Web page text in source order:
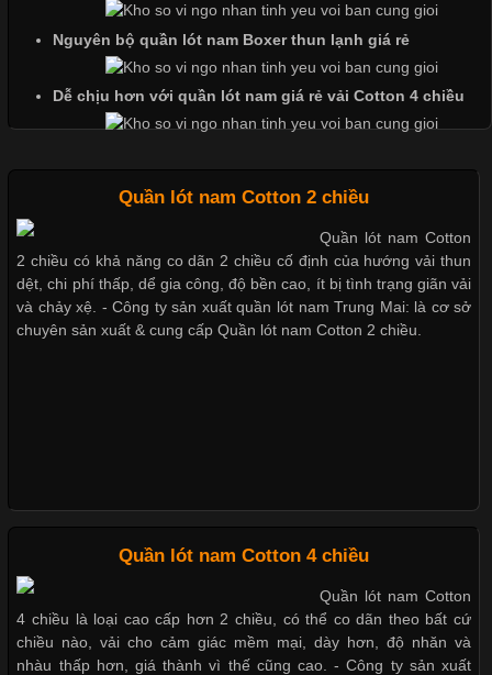
Vải Lycra Là Gì? Chất Liệu Co Giãn Được Ưa Chuộng Trong
Ngành May Mặc Trong ngành thời trang hiện đại, các loại vải có
khả năng co giãn tốt ngày càng được ưa chuộng nhằm mang lại
cảm giác thoải mái cho người mặc. Trong đó, vải Lycra là một
trong những chất liệu nổi bật nhờ độ đàn hồi cao,
Chất Liệu Bamboo Xu Hướng Mới Trong Ngành Thời Trang
Cập nhật 2026-05-21 14:59:25
Trong những năm gần đây, vải Bamboo đang trở thành một
Những Loại Vải Thun Thông Dụng Và Đặc Điểm Nổi Bật
Cập nhật 2026-05-20 14:58:56
Vải thun là một trong những chất liệu được sử dụng rộng rãi
nhất trong ngành thời trang nhờ đặc tính co giãn, mềm mại và
Nguyên bộ quần lót nam Boxer thun lạnh giá rẻ
Dễ chịu hơn với quần lót nam giá rẻ vải Cotton 4 chiều
Quần lót nam Cotton 2 chiều
Quần lót nam Cotton
2 chiều có khả năng co dãn 2 chiều cố định của hướng vải thun
dệt, chi phí thấp, dể gia công, độ bền cao, ít bị tình trạng giãn vải
và chảy xệ. - Công ty sản xuất quần lót nam Trung Mai: là cơ sở
chuyên sản xuất & cung cấp Quần lót nam Cotton 2 chiều.
Quần lót nam Cotton 4 chiều
Quần lót nam Cotton
4 chiều là loại cao cấp hơn 2 chiều, có thể co dãn theo bất cứ
chiều nào, vải cho cảm giác mềm mại, dày hơn, độ nhăn và
nhàu thấp hơn, giá thành vì thế cũng cao. - Công ty sản xuất